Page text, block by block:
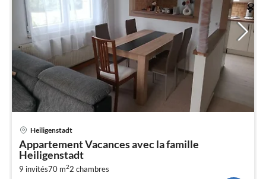
Heiligenstadt
Appartement Vacances avec la famille
Heiligenstadt
9 invités70 m22 chambres